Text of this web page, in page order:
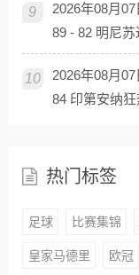
9
2026年08月
89 - 82 明尼
10
2026年08月
84 印第安纳
热门标签
足球 比赛集锦
皇家马德里 欧冠